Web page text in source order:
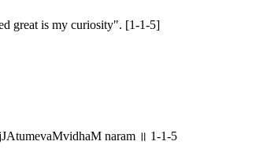
great is my curiosity". [1-1-5]
naram ॥ 1-1-5